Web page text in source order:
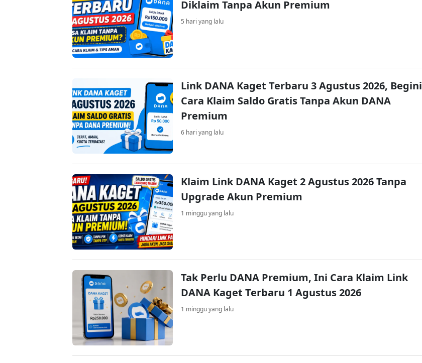
Diklaim Tanpa Akun Premium
5 hari yang lalu
Link DANA Kaget Terbaru 3 Agustus 2026, Begini
Cara Klaim Saldo Gratis Tanpa Akun DANA
Premium
6 hari yang lalu
Klaim Link DANA Kaget 2 Agustus 2026 Tanpa
Upgrade Akun Premium
1 minggu yang lalu
Tak Perlu DANA Premium, Ini Cara Klaim Link
DANA Kaget Terbaru 1 Agustus 2026
1 minggu yang lalu